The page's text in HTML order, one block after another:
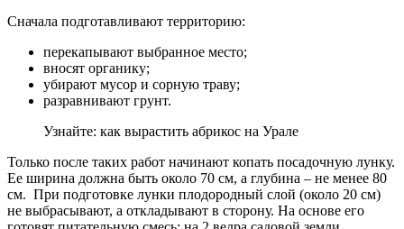
Сначала подготавливают территорию:
перекапывают выбранное место;
вносят органику;
убирают мусор и сорную траву;
разравнивают грунт.
Узнайте: как вырастить абрикос на Урале
Только после таких работ начинают копать посадочную лунку.
Ее ширина должна быть около 70 см, а глубина – не менее 80
см. При подготовке лунки плодородный слой (около 20 см)
не выбрасывают, а откладывают в сторону. На основе его